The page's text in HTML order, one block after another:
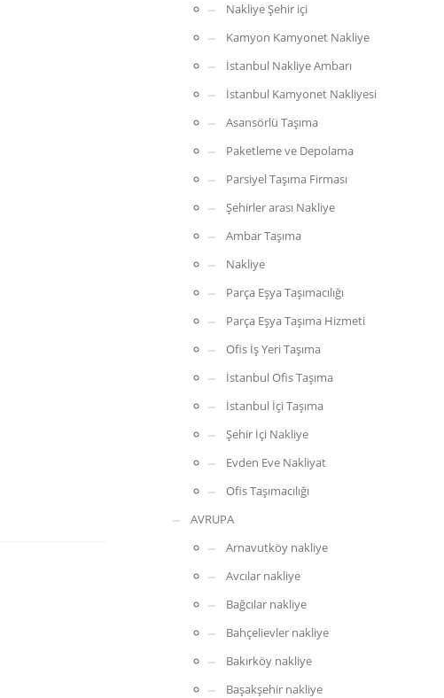
Nakliye Şehir içi
Kamyon Kamyonet Nakliye
İstanbul Nakliye Ambarı
İstanbul Kamyonet Nakliyesi
Asansörlü Taşıma
Paketleme ve Depolama
Parsiyel Taşıma Firması
Şehirler arası Nakliye
Ambar Taşıma
Nakliye
Parça Eşya Taşımacılığı
Parça Eşya Taşıma Hizmeti
Ofis İş Yeri Taşıma
İstanbul Ofis Taşıma
İstanbul İçi Taşıma
Şehir İçi Nakliye
Evden Eve Nakliyat
Ofis Taşımacılığı
AVRUPA
Arnavutköy nakliye
Avcılar nakliye
Bağcılar nakliye
Bahçelievler nakliye
Bakırköy nakliye
Başakşehir nakliye